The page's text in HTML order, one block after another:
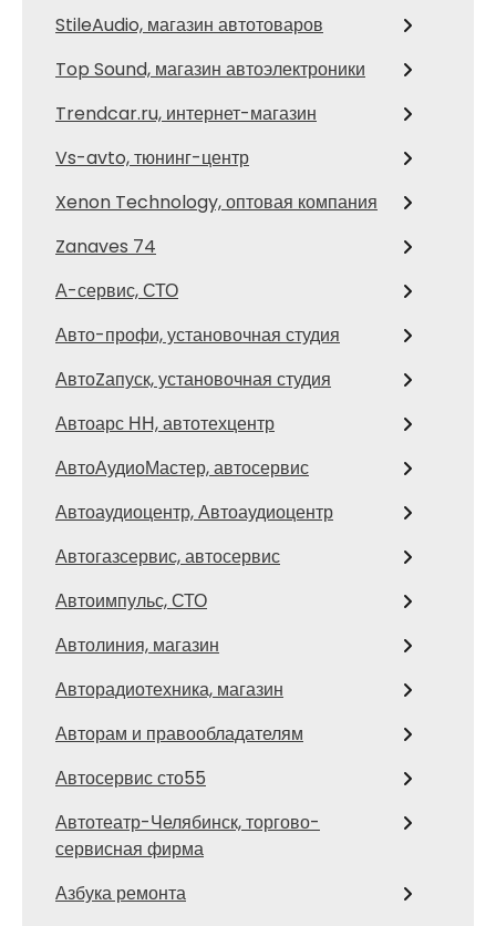
StileAudio, магазин автотоваров
Top Sound, магазин автоэлектроники
Trendcar.ru, интернет-магазин
Vs-avto, тюнинг-центр
Xenon Technology, оптовая компания
Zanaves 74
А-сервис, СТО
Авто-профи, установочная студия
АвтоZапуск, установочная студия
Автоарс НН, автотехцентр
АвтоАудиоМастер, автосервис
Автоаудиоцентр, Автоаудиоцентр
Автогазсервис, автосервис
Автоимпульс, СТО
Автолиния, магазин
Авторадиотехника, магазин
Авторам и правообладателям
Автосервис сто55
Автотеатр-Челябинск, торгово-
сервисная фирма
Азбука ремонта